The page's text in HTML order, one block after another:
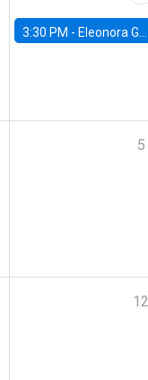
3:30 PM - Eleonora Guarnieri, Exeter University
5
12